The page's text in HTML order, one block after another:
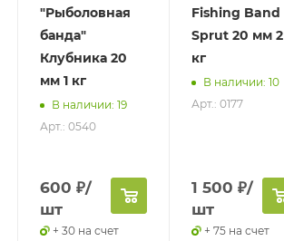
"Рыболовная
банда"
Клубника 20
мм 1 кг
В наличии: 19
Арт.: 0540
600 ₽/
шт
+ 30 на счет
Fishing Band
Sprut 20 мм 2
кг
В наличии: 10
Арт.: 0177
1 500 ₽/
шт
+ 75 на счет